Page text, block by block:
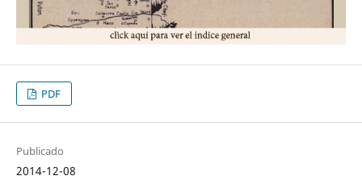
PDF
Publicado
2014-12-08